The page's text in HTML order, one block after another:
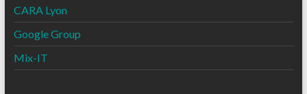
CARA Lyon
Google Group
Mix-IT